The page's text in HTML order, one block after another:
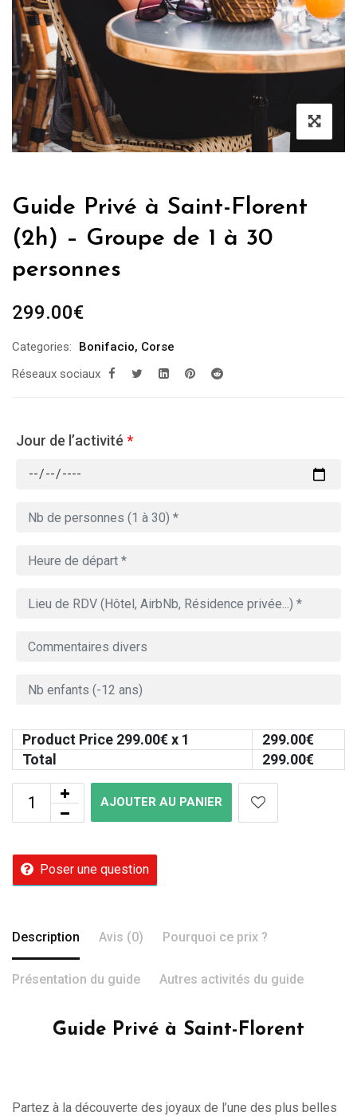
Guide Privé à Saint-Florent
(2h) – Groupe de 1 à 30
personnes
299.00€
Categories: Bonifacio, Corse
Réseaux sociaux
Jour de l’activité *
Product Price 299.00€ x 1 299.00€
Total
299.00€
AJOUTER AU PANIER
Poser une question
Description Avis (0) Pourquoi ce prix ?
Présentation du guide Autres activités du guide
Guide Privé à Saint-Florent
Partez à la découverte des joyaux de l’une des plus belles